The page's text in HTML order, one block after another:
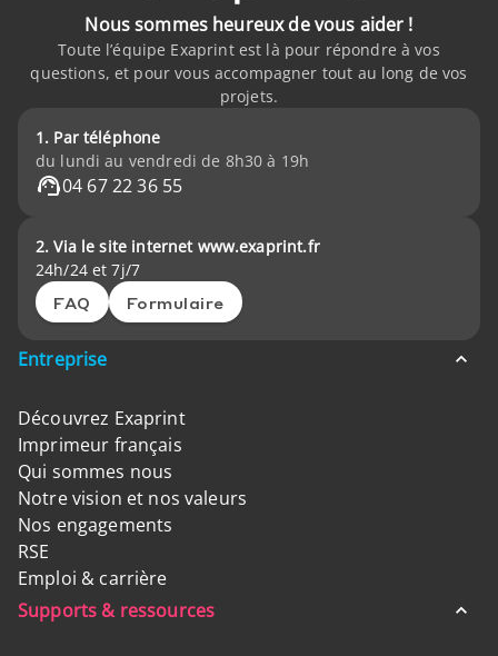
Nous sommes heureux de vous aider !
Toute l’équipe Exaprint est là pour répondre à vos
questions, et pour vous accompagner tout au long de vos
projets.
1. Par téléphone
du lundi au vendredi de 8h30 à 19h
04 67 22 36 55
2. Via le site internet www.exaprint.fr
24h/24 et 7j/7
FAQ Formulaire
Entreprise
Découvrez Exaprint
Imprimeur français
Qui sommes nous
Notre vision et nos valeurs
Nos engagements
RSE
Emploi & carrière
Supports & ressources